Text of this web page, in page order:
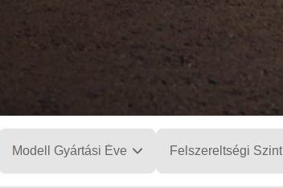
Modell Gyártási Éve Felszereltségi Szint